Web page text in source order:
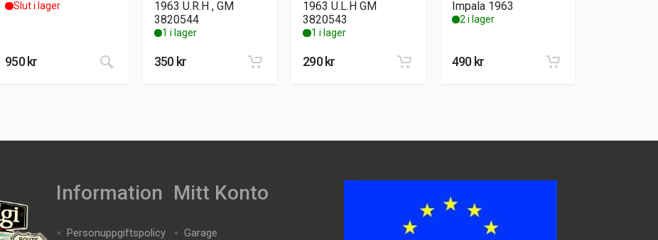
Slut i lager
950 kr
1963 U.R.H , GM
3820544
1 i lager
350 kr
1963 U.L.H GM
3820543
1 i lager
290 kr
Impala 1963
2 i lager
490 kr
Information
Personuppgiftspolicy
Mitt Konto
Garage